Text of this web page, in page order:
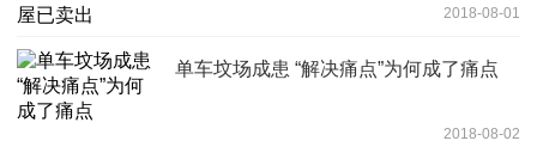
2018-08-01
单车坟场成患 “解决痛点”为何成了痛点
2018-08-02